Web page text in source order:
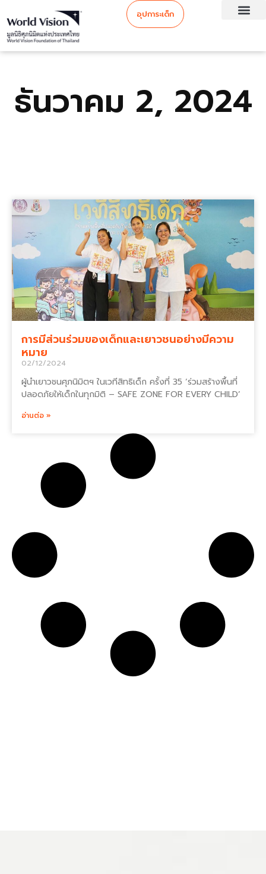
อุปการะเด็ก
ธันวาคม 2, 2024
การมีส่วนร่วมของเด็กและเยาวชนอย่างมีความ
หมาย
02/12/2024
ผู้นำเยาวชนศุภนิมิตฯ ในเวทีสิทธิเด็ก ครั้งที่ 35 ‘ร่วมสร้างพื้นที่
ปลอดภัยให้เด็กในทุกมิติ – SAFE ZONE FOR EVERY CHILD’
อ่านต่อ »